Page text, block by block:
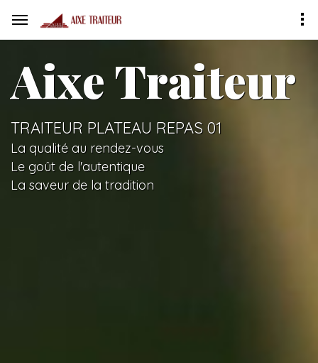
Aixe Traiteur
TRAITEUR PLATEAU REPAS 01
La qualité au rendez-vous
Le goût de l'autentique
La saveur de la tradition